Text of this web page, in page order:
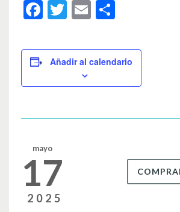
F
a
c
e
b
o
k
T
wi
tt
er
E
m
ailm
p
ar
Añadir al calendario
mayo
17
2025